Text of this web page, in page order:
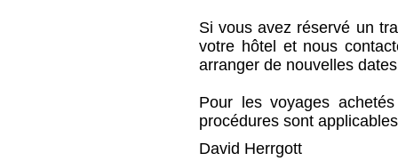
Si vous avez réservé un
votre hôtel et nous
arranger de nouvelles
Pour les voyages
procédures sont
David Herrgott